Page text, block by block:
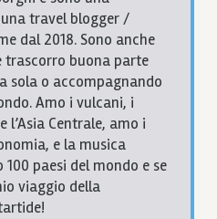
travel blogger /
dal 2018. Sono anche
trascorro buona parte
sola o accompagnando
Amo i vulcani, i
l’Asia Centrale, amo i
e la musica
paesi del mondo e se
viaggio della